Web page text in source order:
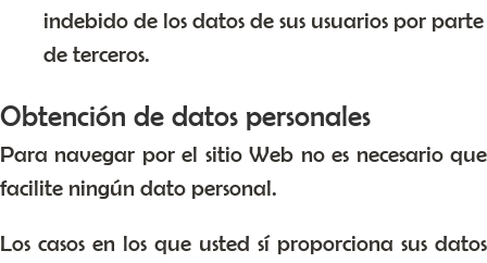
indebido de los datos de sus usuarios por parte
de terceros.
Obtención de datos personales
Para navegar por el sitio Web no es necesario que
facilite ningún dato personal.
Los casos en los que usted sí proporciona sus datos